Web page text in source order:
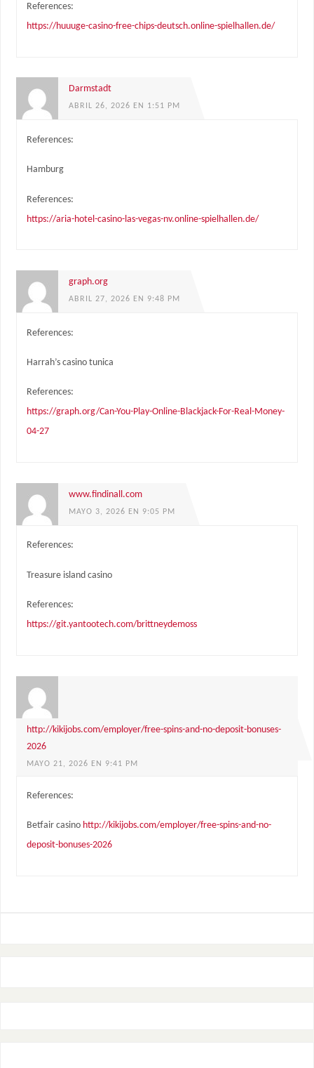
References:
https://huuuge-casino-free-chips-deutsch.online-spielhallen.de/
Darmstadt
ABRIL 26, 2026 EN 1:51 PM
References:
Hamburg
References:
https://aria-hotel-casino-las-vegas-nv.online-spielhallen.de/
graph.org
ABRIL 27, 2026 EN 9:48 PM
References:
Harrah’s casino tunica
References:
https://graph.org/Can-You-Play-Online-Blackjack-For-Real-Money-
04-27
www.findinall.com
MAYO 3, 2026 EN 9:05 PM
References:
Treasure island casino
References:
https://git.yantootech.com/brittneydemoss
http://kikijobs.com/employer/free-spins-and-no-deposit-bonuses-
2026
MAYO 21, 2026 EN 9:41 PM
References:
Betfair casino http://kikijobs.com/employer/free-spins-and-no-
deposit-bonuses-2026